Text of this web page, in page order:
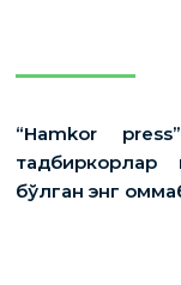
“Hamkor
бўлган энг